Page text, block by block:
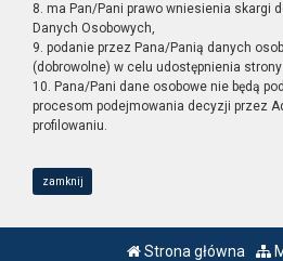
8. ma Pan/Pani prawo wniesienia skargi
Danych Osobowych,
9. podanie przez Pana/Panią danych
(dobrowolne) w celu udostępnienia
10. Pana/Pani dane osobowe nie będą
procesom podejmowania decyzji przez
profilowaniu.
zamknij
Strona główna